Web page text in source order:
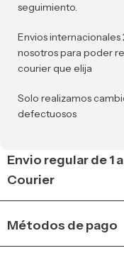
seguimiento.
Envios internacionales
nosotros para poder
courier que elija
Solo realizamos
defectuosos
Envio regular de 1
Courier
Métodos de pago